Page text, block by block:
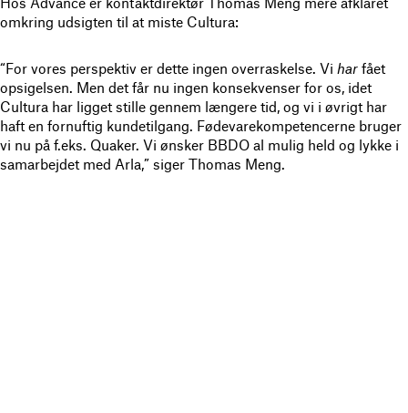
omkring udsigten til at miste Cultura:
“For vores perspektiv er dette ingen overraskelse. Vi har fået
opsigelsen. Men det får nu ingen konsekvenser for os, idet
Cultura har ligget stille gennem længere tid, og vi i øvrigt har
haft en fornuftig kundetilgang. Fødevarekompetencerne bruger
vi nu på f.eks. Quaker. Vi ønsker BBDO al mulig held og lykke i
samarbejdet med Arla,” siger Thomas Meng.